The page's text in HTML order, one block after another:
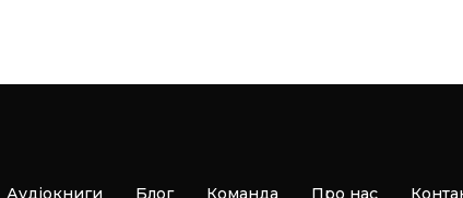
Аудіокниги Блог Команда Про нас